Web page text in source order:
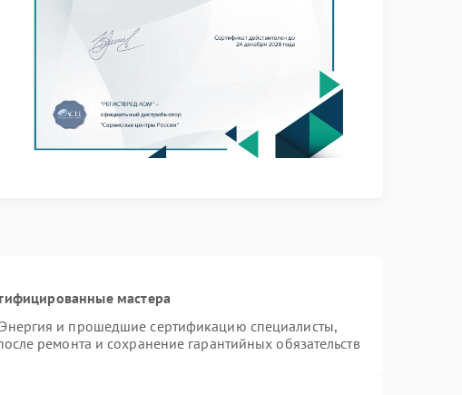
мастера
и прошедшие сертификацию специалисты,
ремонта и сохранение гарантийных обязательств